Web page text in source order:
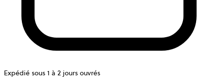
Expédié sous 1 à 2 jours ouvrés